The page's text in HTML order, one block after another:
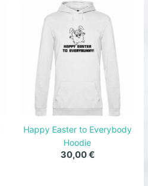
Happy Easter to Everybody
Hoodie
30,00€